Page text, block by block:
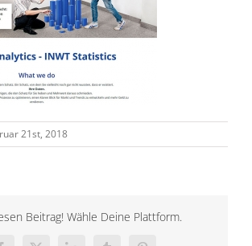
21st, 2018
Beitrag! Wähle Deine Plattform.